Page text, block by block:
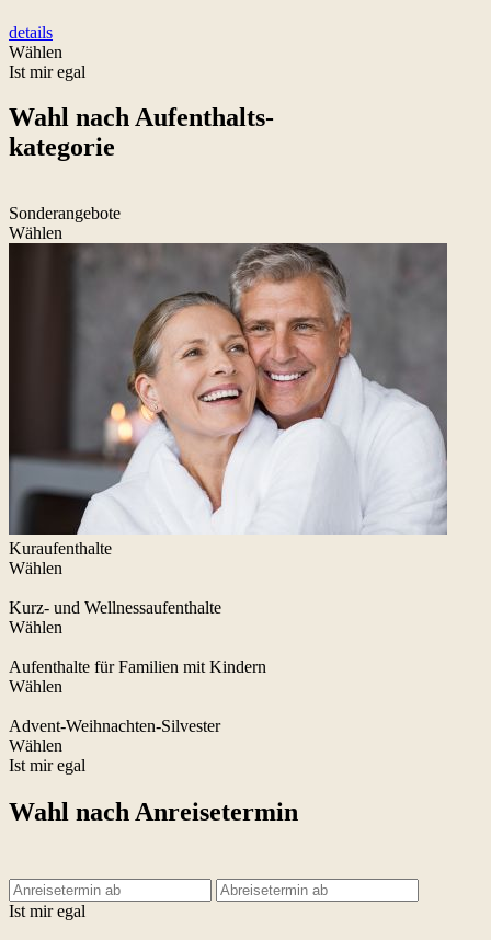
details
Wählen
Ist mir egal
Wahl nach Aufenthalts-
kategorie
Sonderangebote
Wählen
Kuraufenthalte
Wählen
Kurz- und Wellnessaufenthalte
Wählen
Aufenthalte für Familien mit Kindern
Wählen
Advent-Weihnachten-Silvester
Wählen
Ist mir egal
Wahl nach Anreisetermin
Ist mir egal